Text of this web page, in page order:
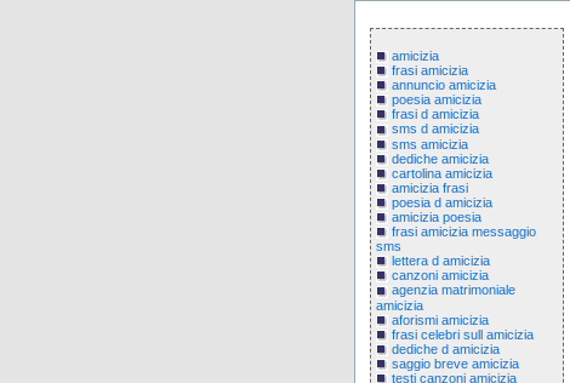
amicizia
frasi amicizia
annuncio amicizia
poesia amicizia
frasi d amicizia
sms d amicizia
sms amicizia
dediche amicizia
cartolina amicizia
amicizia frasi
poesia d amicizia
amicizia poesia
frasi amicizia messaggio
sms
lettera d amicizia
canzoni amicizia
agenzia matrimoniale
amicizia
aforismi amicizia
frasi celebri sull amicizia
dediche d amicizia
saggio breve amicizia
testi canzoni amicizia